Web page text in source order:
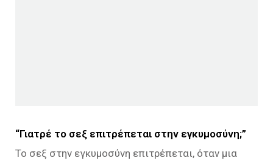
“Γιατρέ το σεξ επιτρέπεται στην εγκυμοσύνη;”
Το σεξ στην εγκυμοσύνη επιτρέπεται, όταν μια